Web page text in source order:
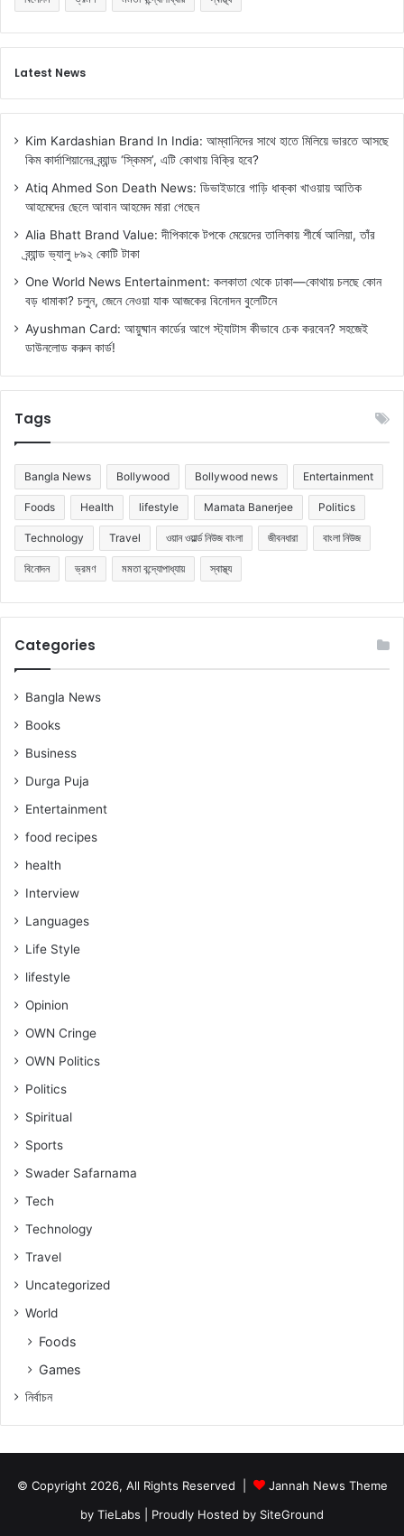
Latest News
Kim Kardashian Brand In India: আম্বানিদের সাথে হাতে মিলিয়ে ভারতে আসছে
কিম কার্দাশিয়ানের ব্র্যান্ড ‘স্কিমস’, এটি কোথায় বিক্রি হবে?
Atiq Ahmed Son Death News: ডিভাইডারে গাড়ি ধাক্কা খাওয়ায় আতিক
আহমেদের ছেলে আবান আহমেদ মারা গেছেন
Alia Bhatt Brand Value: দীপিকাকে টপকে মেয়েদের তালিকায় শীর্ষে আলিয়া, তাঁর
ব্র্যান্ড ভ্যালু ৮৯২ কোটি টাকা
One World News Entertainment: কলকাতা থেকে ঢাকা—কোথায় চলছে কোন
বড় ধামাকা? চলুন, জেনে নেওয়া যাক আজকের বিনোদন বুলেটিনে
Ayushman Card: আয়ুষ্মান কার্ডের আগে স্ট্যাটাস কীভাবে চেক করবেন? সহজেই
ডাউনলোড করুন কার্ড!
Tags
Bangla News Bollywood Bollywood news Entertainment
Foods Health lifestyle Mamata Banerjee Politics
Technology Travel ওয়ান ওয়ার্ল্ড নিউজ বাংলা জীবনধারা বাংলা নিউজ
বিনোদন ভ্রমণ মমতা বন্দ্যোপাধ্যায় স্বাস্থ্য
Categories
Bangla News
Books
Business
Durga Puja
Entertainment
food recipes
health
Interview
Languages
Life Style
lifestyle
Opinion
OWN Cringe
OWN Politics
Politics
Spiritual
Sports
Swader Safarnama
Tech
Technology
Travel
Uncategorized
World
Foods
Games
নিৰ্বাচন
© Copyright 2026, All Rights Reserved |
Jannah News Theme
by TieLabs | Proudly Hosted by SiteGround